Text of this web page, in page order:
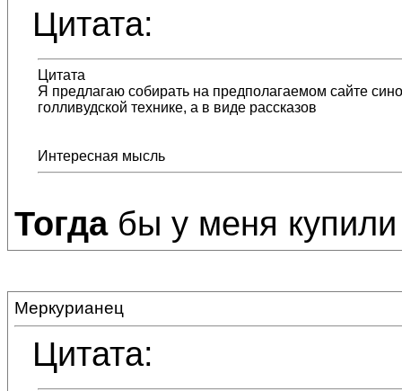
Цитата:
Цитата
Я предлагаю собирать на предполагаемом сайте
голливудской технике, а в виде рассказов
Интересная мысль
Тогда бы у меня
Меркурианец
Цитата: